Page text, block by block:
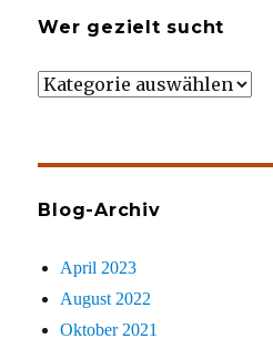
Wer gezielt sucht
Wer
Blog-Archiv
April 2023
August 2022
Oktober 2021